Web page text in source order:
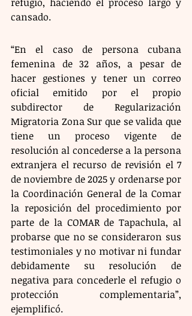
cansado.
“En el caso de persona cubana
femenina de 32 años, a pesar de
hacer gestiones y tener un correo
oficial emitido por el propio
subdirector de Regularización
Migratoria Zona Sur que se valida que
tiene un proceso vigente de
resolución al concederse a la persona
extranjera el recurso de revisión el 7
de noviembre de 2025 y ordenarse por
la Coordinación General de la Comar
la reposición del procedimiento por
parte de la COMAR de Tapachula, al
probarse que no se consideraron sus
testimoniales y no motivar ni fundar
debidamente su resolución de
negativa para concederle el refugio o
protección complementaria”,
ejemplificó.